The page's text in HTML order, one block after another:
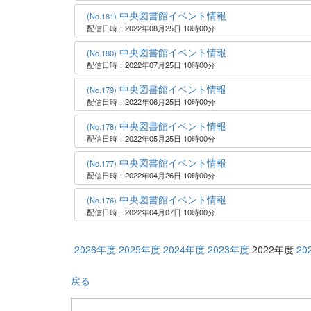
(No.181) 中央図書館イベント情報
配信日時：2022年08月25日 10時00分
(No.180) 中央図書館イベント情報
配信日時：2022年07月25日 10時00分
(No.179) 中央図書館イベント情報
配信日時：2022年06月25日 10時00分
(No.178) 中央図書館イベント情報
配信日時：2022年05月25日 10時00分
(No.177) 中央図書館イベント情報
配信日時：2022年04月26日 10時00分
(No.176) 中央図書館イベント情報
配信日時：2022年04月07日 10時00分
2026年度 2025年度 2024年度 2023年度 2022年度
戻る